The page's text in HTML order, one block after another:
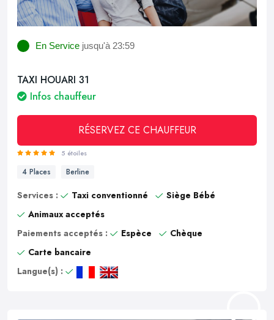
En Service jusqu'à 23:59
TAXI HOUARI 31
Infos chauffeur
RÉSERVEZ CE CHAUFFEUR
5 étoiles
4 Places Berline
Services : Taxi conventionné
Siège Bébé
Animaux acceptés
Paiements acceptés :
Espèce
Chèque
Carte bancaire
Langue(s) :